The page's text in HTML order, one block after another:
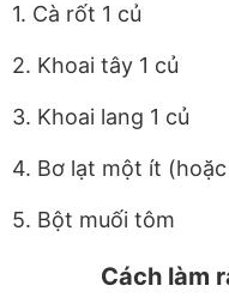
1. Cà rốt 1 củ
2. Khoai tây 1 củ
3. Khoai lang 1 củ
4. Bơ lạt một ít
5. Bột muối tôm
Cách làm